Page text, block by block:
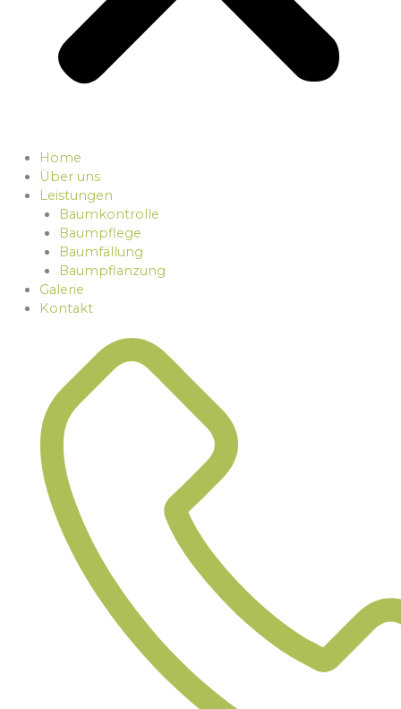
Home
Über uns
Leistungen
Baumkontrolle
Baumpflege
Baumfällung
Baumpflanzung
Galerie
Kontakt